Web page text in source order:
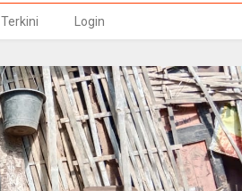
Terkini Login